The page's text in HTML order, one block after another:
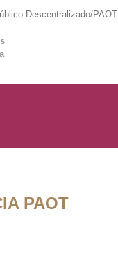
Descentralizado/PAOT
PAOT